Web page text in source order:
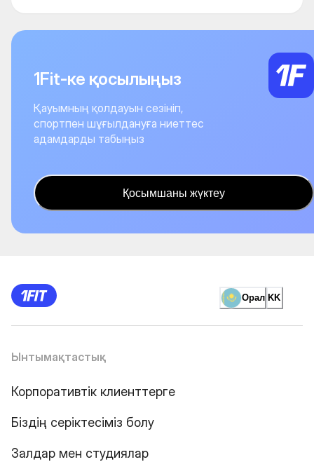
1Fit-ке қосылыңыз
Қауымның қолдауын сезініп,
спортпен шұғылдануға ниеттес
адамдарды табыңыз
Қосымшаны жүктеу
Орал KK
Ынтымақтастық
Корпоративтік клиенттерге
Біздің серіктесіміз болу
Залдар мен студиялар